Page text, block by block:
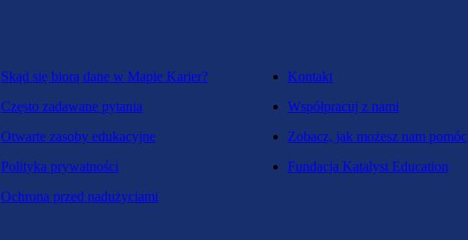
Skąd się biorą dane w Mapie Karier?
Często zadawane pytania
Otwarte zasoby edukacyjne
Polityka prywatności
Ochrona przed nadużyciami
Kontakt
Współpracuj z nami
Zobacz, jak możesz nam pomóc
Fundacja Katalyst Education